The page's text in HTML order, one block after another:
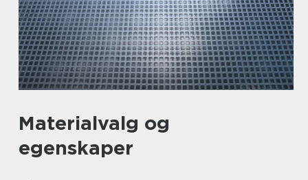
Materialvalg og
egenskaper